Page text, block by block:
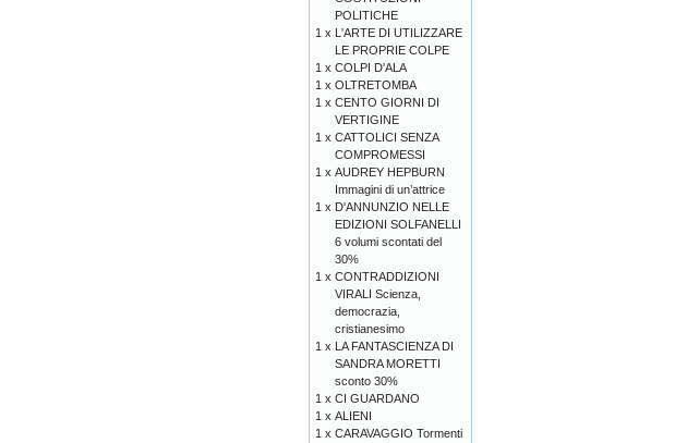
POLITICHE
1 x L'ARTE DI UTILIZZARE
LE PROPRIE COLPE
1 x COLPI D'ALA
1 x OLTRETOMBA
1 x CENTO GIORNI DI
VERTIGINE
1 x CATTOLICI SENZA
COMPROMESSI
1 x AUDREY HEPBURN
Immagini di un’attrice
1 x D'ANNUNZIO NELLE
EDIZIONI SOLFANELLI
6 volumi scontati del
30%
1 x CONTRADDIZIONI
VIRALI Scienza,
democrazia,
cristianesimo
1 x LA FANTASCIENZA DI
SANDRA MORETTI
sconto 30%
1 x CI GUARDANO
1 x ALIENI
1 x CARAVAGGIO Tormenti